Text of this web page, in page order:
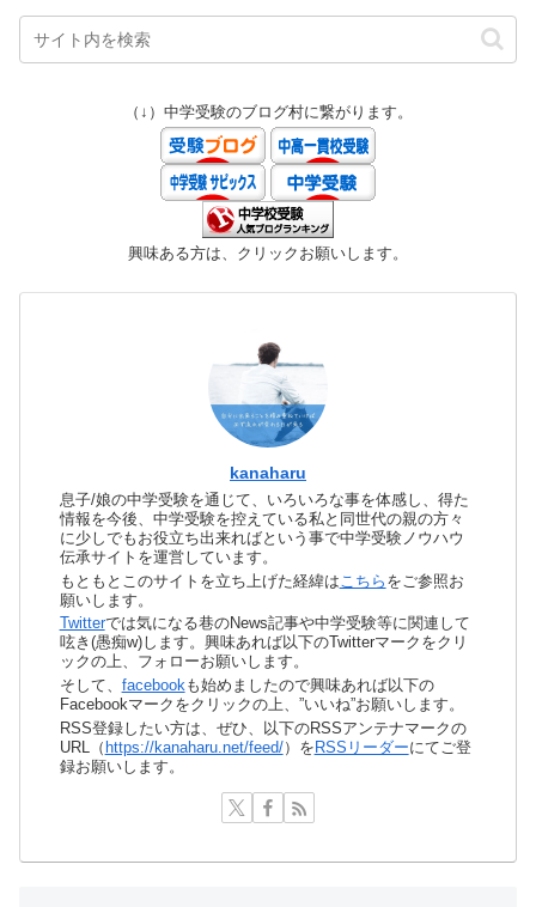
（↓）中学受験のブログ村に繋がります。
興味ある方は、クリックお願いします。
kanaharu
息子/娘の中学受験を通じて、いろいろな事を体感し、得た
情報を今後、中学受験を控えている私と同世代の親の方々
に少しでもお役立ち出来ればという事で中学受験ノウハウ
伝承サイトを運営しています。
もともとこのサイトを立ち上げた経緯は こちら をご参照お
願いします。
Twitterでは気になる巷のNews記事や中学受験等に関連して
呟き(愚痴w)します。興味あれば以下のTwitterマークをクリ
ックの上、フォローお願いします。
そして、 facebookも始めましたので興味あれば以下の
Facebookマークをクリックの上、”いいね”お願いします。
RSS登録したい方は、ぜひ、以下のRSSアンテナマークの
URL（ https://kanaharu.net/feed/）を RSSリーダーにてご登
録お願いします。